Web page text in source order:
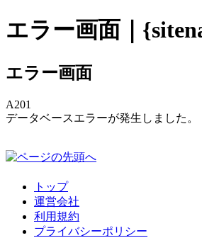
エラー画面｜
エラー画面
A201
データベースエラーが発生しました。
トップ
運営会社
利用規約
プライバシーポリシー